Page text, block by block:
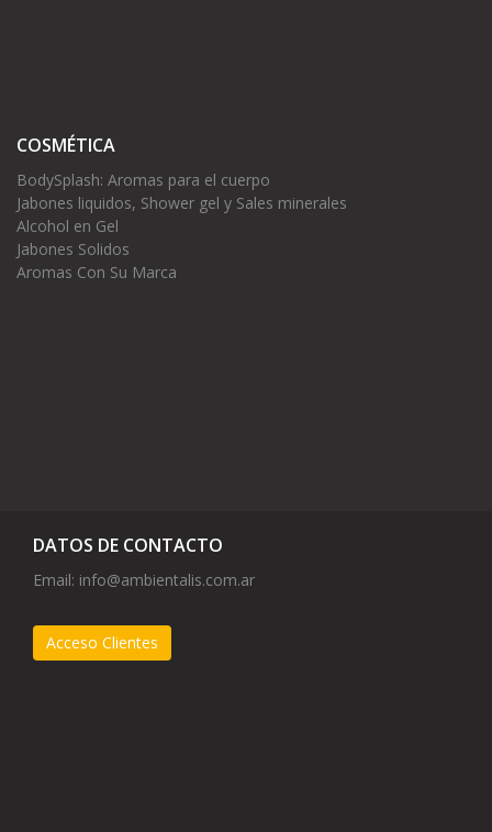
COSMÉTICA
BodySplash: Aromas para el cuerpo
Jabones liquidos, Shower gel y Sales minerales
Alcohol en Gel
Jabones Solidos
Aromas Con Su Marca
DATOS DE CONTACTO
Email: info@ambientalis.com.ar
Acceso Clientes